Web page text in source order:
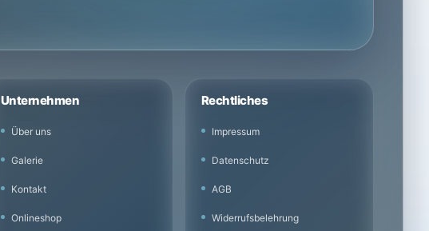
Unternehmen
Über uns
Galerie
Kontakt
Onlineshop
Rechtliches
Impressum
Datenschutz
AGB
Widerrufsbelehrung